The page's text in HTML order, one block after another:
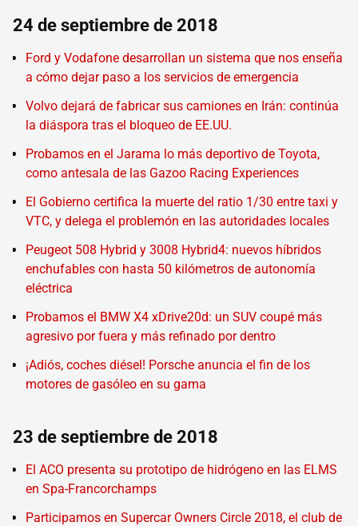
24 de septiembre de 2018
Ford y Vodafone desarrollan un sistema que nos enseña
a cómo dejar paso a los servicios de emergencia
Volvo dejará de fabricar sus camiones en Irán: continúa
la diáspora tras el bloqueo de EE.UU.
Probamos en el Jarama lo más deportivo de Toyota,
como antesala de las Gazoo Racing Experiences
El Gobierno certifica la muerte del ratio 1/30 entre taxi y
VTC, y delega el problemón en las autoridades locales
Peugeot 508 Hybrid y 3008 Hybrid4: nuevos híbridos
enchufables con hasta 50 kilómetros de autonomía
eléctrica
Probamos el BMW X4 xDrive20d: un SUV coupé más
agresivo por fuera y más refinado por dentro
¡Adiós, coches diésel! Porsche anuncia el fin de los
motores de gasóleo en su gama
23 de septiembre de 2018
El ACO presenta su prototipo de hidrógeno en las ELMS
en Spa-Francorchamps
Participamos en Supercar Owners Circle 2018, el club de